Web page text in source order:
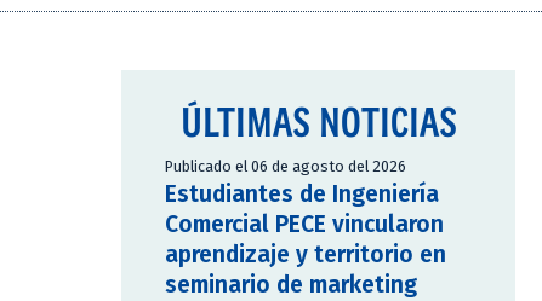
ÚLTIMAS NOTICIAS
Publicado el 06 de agosto del 2026
Estudiantes de Ingeniería
Comercial PECE vincularon
aprendizaje y territorio en
seminario de marketing